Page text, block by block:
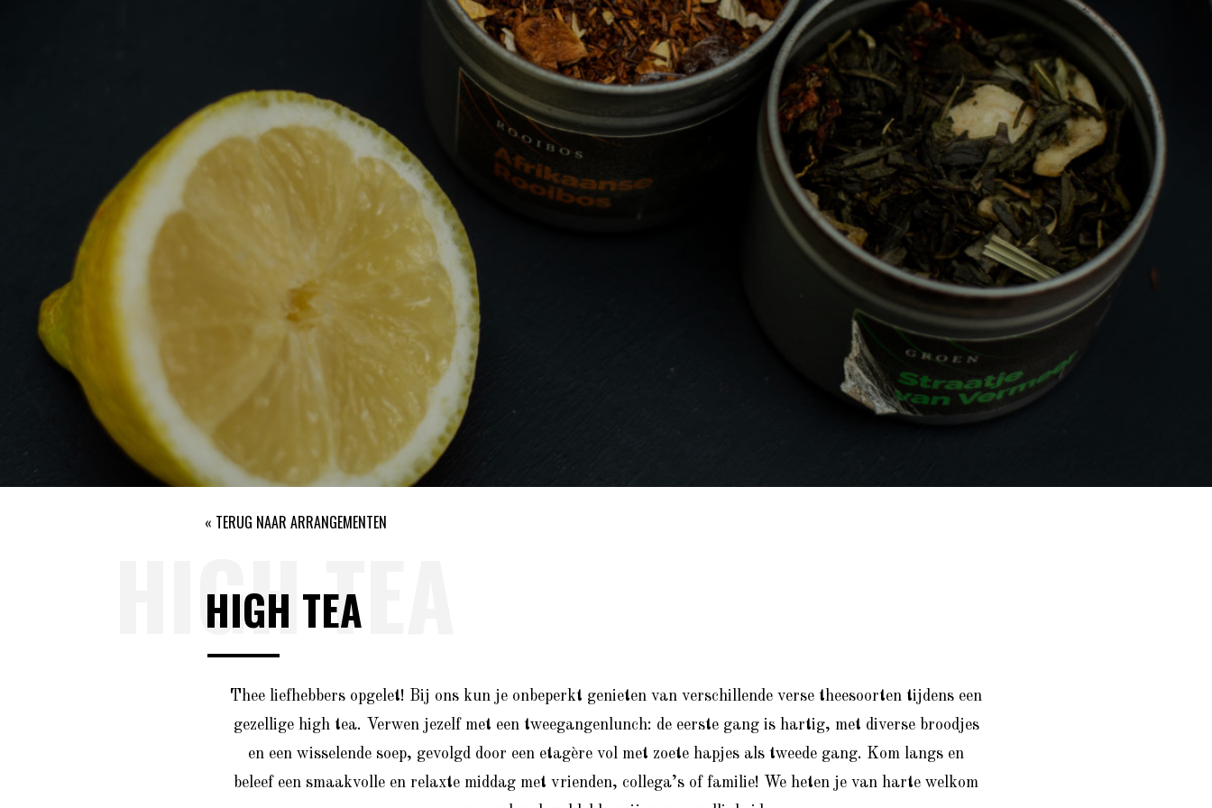
« TERUG NAAR ARRANGEMENTEN
HIGH TEA
HIGH TEA
Thee liefhebbers opgelet! Bij ons kun je onbeperkt genieten van verschillende verse theesoorten tijdens een
gezellige high tea. Verwen jezelf met een tweegangenlunch: de eerste gang is hartig, met diverse broodjes
en een wisselende soep, gevolgd door een etagère vol met zoete hapjes als tweede gang. Kom langs en
beleef een smaakvolle en relaxte middag met vrienden, collega’s of familie! We heten je van harte welkom